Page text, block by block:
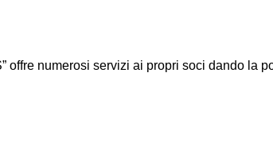
offre numerosi servizi ai propri soci dando la